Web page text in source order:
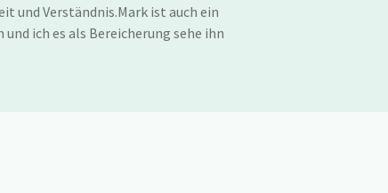
und Verständnis.Mark ist auch ein
ich es als Bereicherung sehe ihn